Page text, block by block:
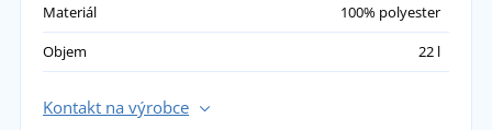
Materiál
100% polyester
Objem
22 l
Kontakt na výrobce